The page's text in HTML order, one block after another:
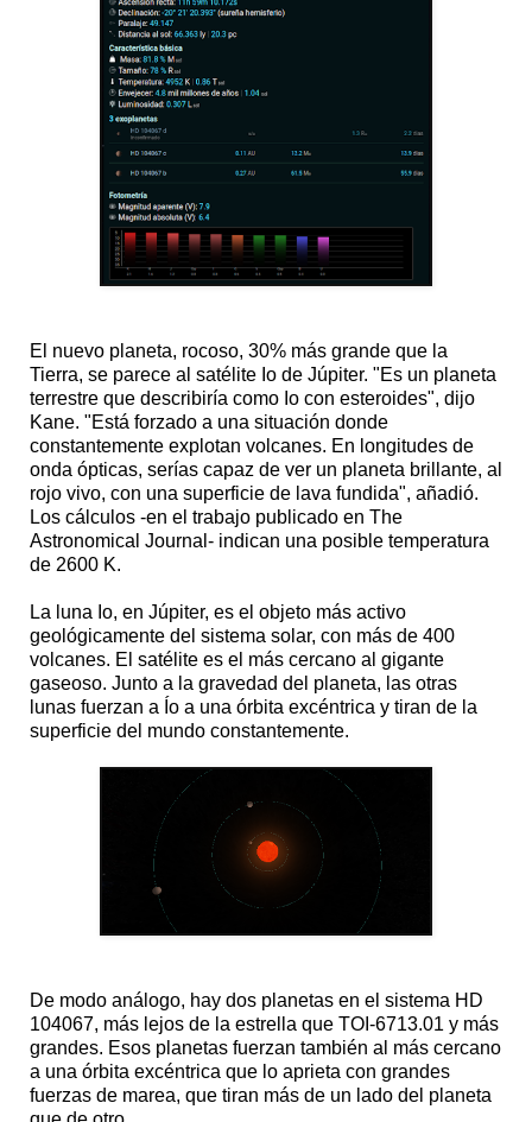
El nuevo planeta, rocoso, 30% más grande que la
Tierra, se parece al satélite Io de Júpiter. "Es un planeta
terrestre que describiría como Io con esteroides", dijo
Kane. "Está forzado a una situación donde
constantemente explotan volcanes. En longitudes de
onda ópticas, serías capaz de ver un planeta brillante, al
rojo vivo, con una superficie de lava fundida", añadió.
Los cálculos -en el trabajo publicado en The
Astronomical Journal- indican una posible temperatura
de 2600 K.
La luna Io, en Júpiter, es el objeto más activo
geológicamente del sistema solar, con más de 400
volcanes. El satélite es el más cercano al gigante
gaseoso. Junto a la gravedad del planeta, las otras
lunas fuerzan a Ío a una órbita excéntrica y tiran de la
superficie del mundo constantemente.
De modo análogo, hay dos planetas en el sistema HD
104067, más lejos de la estrella que TOI-6713.01 y más
grandes. Esos planetas fuerzan también al más cercano
a una órbita excéntrica que lo aprieta con grandes
fuerzas de marea, que tiran más de un lado del planeta